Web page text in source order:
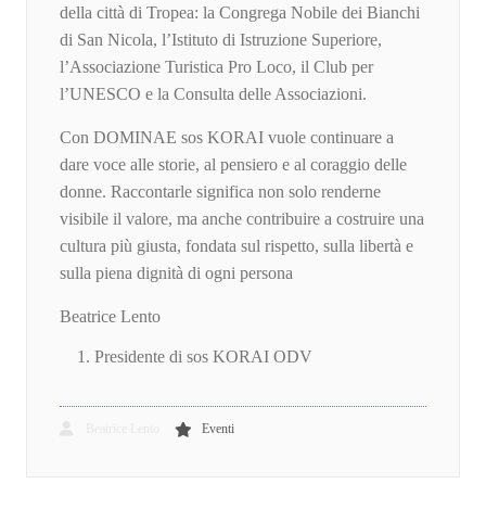
della città di Tropea: la Congrega Nobile dei Bianchi
di San Nicola, l’Istituto di Istruzione Superiore,
l’Associazione Turistica Pro Loco, il Club per
l’UNESCO e la Consulta delle Associazioni.
Con DOMINAE sos KORAI vuole continuare a
dare voce alle storie, al pensiero e al coraggio delle
donne. Raccontarle significa non solo renderne
visibile il valore, ma anche contribuire a costruire una
cultura più giusta, fondata sul rispetto, sulla libertà e
sulla piena dignità di ogni persona
Beatrice Lento
Presidente di sos KORAI ODV
Eventi